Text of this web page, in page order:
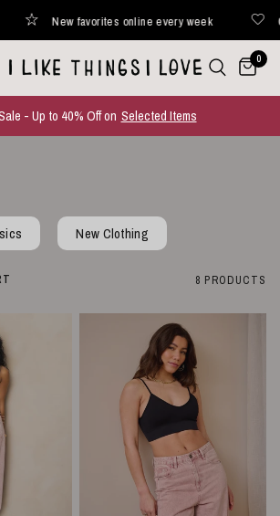
favorites online every week Curated with
0
- Up to 40% Off on Selected Items
New Clothing
8 PRODUCTS